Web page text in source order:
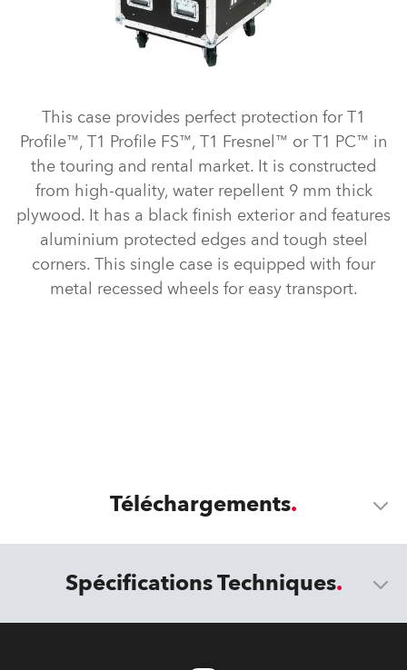
This case provides perfect protection for T1
Profile™, T1 Profile FS™, T1 Fresnel™ or T1 PC™ in
the touring and rental market. It is constructed
from high-quality, water repellent 9 mm thick
plywood. It has a black finish exterior and features
aluminium protected edges and tough steel
corners. This single case is equipped with four
metal recessed wheels for easy transport.
Téléchargements
Spécifications Techniques